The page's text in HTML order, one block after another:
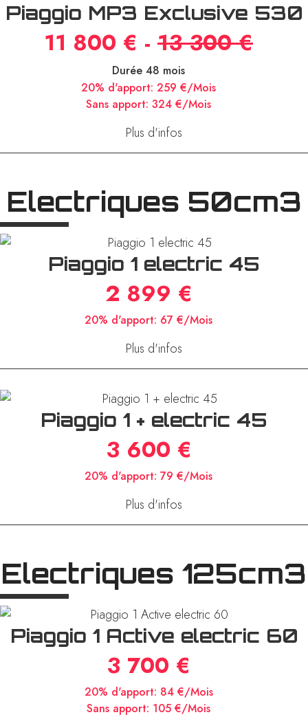
Piaggio MP3 Exclusive 530
11 800 € - 13 300 €
Durée 48 mois
20% d'apport: 259 €/Mois
Sans apport: 324 €/Mois
Plus d'infos
Electriques 50cm3
Piaggio 1 electric 45
2 899 €
20% d'apport: 67 €/Mois
Plus d'infos
Piaggio 1 + electric 45
3 600 €
20% d'apport: 79 €/Mois
Plus d'infos
Electriques 125cm3
Piaggio 1 Active electric 60
3 700 €
20% d'apport: 84 €/Mois
Sans apport: 105 €/Mois